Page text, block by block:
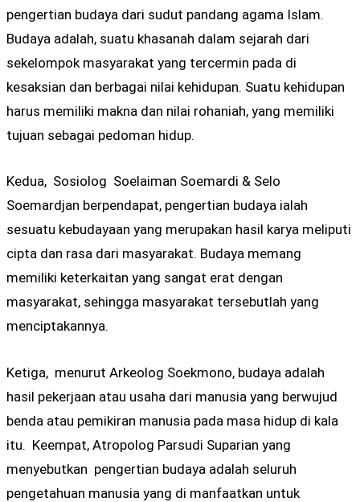
pengertian budaya dari sudut pandang agama Islam.
Budaya adalah, suatu khasanah dalam sejarah dari
sekelompok masyarakat yang tercermin pada di
kesaksian dan berbagai nilai kehidupan. Suatu kehidupan
harus memiliki makna dan nilai rohaniah, yang memiliki
tujuan sebagai pedoman hidup.
Kedua, Sosiolog Soelaiman Soemardi & Selo
Soemardjan berpendapat, pengertian budaya ialah
sesuatu kebudayaan yang merupakan hasil karya meliputi
cipta dan rasa dari masyarakat. Budaya memang
memiliki keterkaitan yang sangat erat dengan
masyarakat, sehingga masyarakat tersebutlah yang
menciptakannya.
Ketiga, menurut Arkeolog Soekmono, budaya adalah
hasil pekerjaan atau usaha dari manusia yang berwujud
benda atau pemikiran manusia pada masa hidup di kala
itu. Keempat, Atropolog Parsudi Suparian yang
menyebutkan pengertian budaya adalah seluruh
pengetahuan manusia yang di manfaatkan untuk